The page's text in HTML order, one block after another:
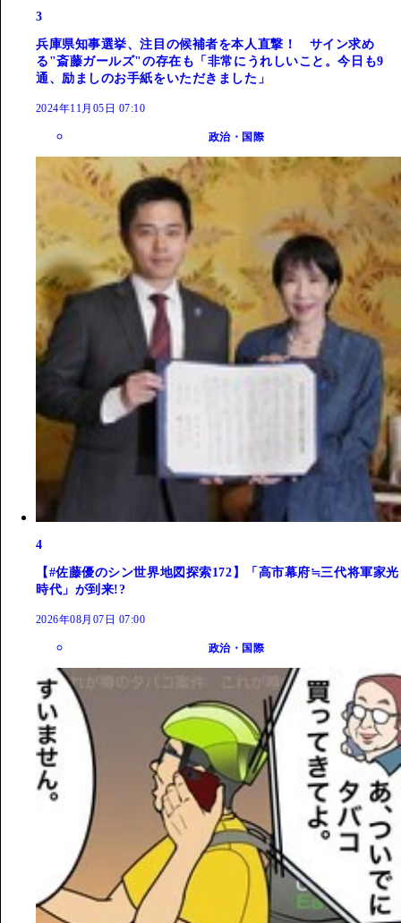
3
兵庫県知事選挙、注目の候補者を本人直撃！ サイン求め
る"斎藤ガールズ"の存在も「非常にうれしいこと。今日も9
通、励ましのお手紙をいただきました」
2024年11月05日 07:10
政治・国際
4
【#佐藤優のシン世界地図探索172】「高市幕府≒三代将軍家光
時代」が到来!?
2026年08月07日 07:00
政治・国際